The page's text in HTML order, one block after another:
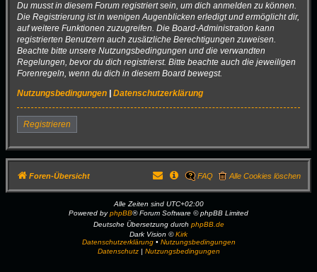
Du musst in diesem Forum registriert sein, um dich anmelden zu können.
Die Registrierung ist in wenigen Augenblicken erledigt und ermöglicht dir,
auf weitere Funktionen zuzugreifen. Die Board-Administration kann
registrierten Benutzern auch zusätzliche Berechtigungen zuweisen.
Beachte bitte unsere Nutzungsbedingungen und die verwandten
Regelungen, bevor du dich registrierst. Bitte beachte auch die jeweiligen
Forenregeln, wenn du dich in diesem Board bewegst.
Nutzungsbedingungen
Datenschutzerklärung
Registrieren
Foren-Übersicht Alle Cookies löschen
FAQ
Alle Zeiten sind UTC+02:00
Powered byphpBB® Forum Software © phpBB Limited
Deutsche Übersetzung durch phpBB.de
Dark Vision ©Kirk
Datenschutzerklärung• Nutzungsbedingungen
Datenschutz| Nutzungsbedingungen